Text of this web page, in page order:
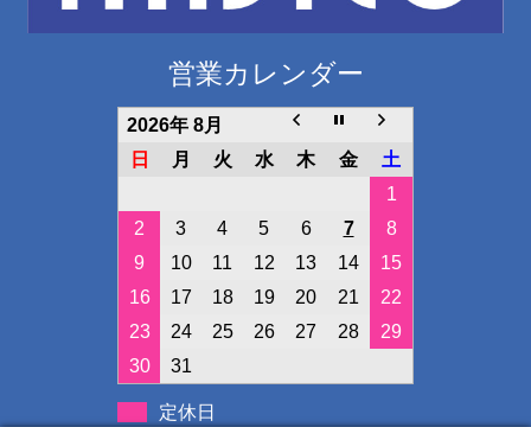
営業カレンダー
2026年 8月
日
月 火 水 木 金
土
1
2
3 4 5 6 7
8
9
10 11 12 13 14
15
16
17 18 19 20 21
22
23
24 25 26 27 28
29
30
31
定休日